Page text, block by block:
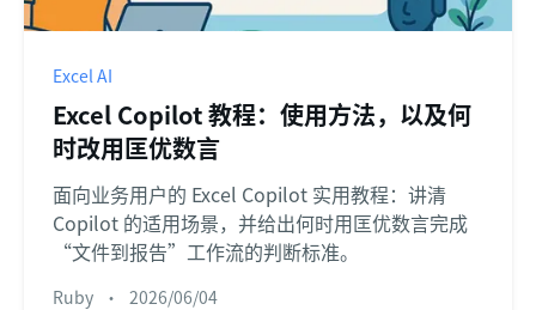
Excel AI
Excel Copilot 教程：使用方法，以及何
时改用匡优数言
面向业务用户的 Excel Copilot 实用教程：讲清
Copilot 的适用场景，并给出何时用匡优数言完成
“文件到报告”工作流的判断标准。
Ruby • 2026/06/04